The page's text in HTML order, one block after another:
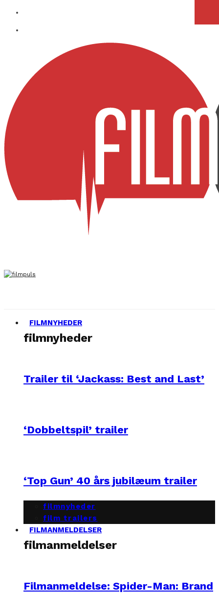
FILMNYHEDER
filmnyheder
Trailer til ‘Jackass: Best and Last’
‘Dobbeltspil’ trailer
‘Top Gun’ 40 års jubilæum trailer
filmnyheder
film trailers
FILMANMELDELSER
filmanmeldelser
Filmanmeldelse: Spider-Man: Brand